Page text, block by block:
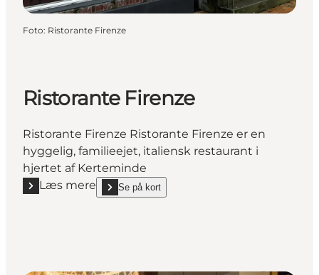
Foto: Ristorante Firenze
Ristorante Firenze
Ristorante Firenze Ristorante Firenze er en
hyggelig, familieejet, italiensk restaurant i
hjertet af Kerteminde
Læs mere
Læs mere "Ristorante Firenze"
Se på kort
show Ristorante Firenze on_map